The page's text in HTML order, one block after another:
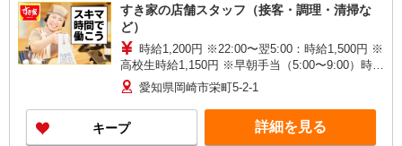
すき家の店舗スタッフ（接客・調理・清掃な
ど）
時給1,200円 ※22:00〜翌5:00：時給1,500円 ※
高校生時給1,150円 ※早朝手当（5:00〜9:00）時給
＋150円
愛知県岡崎市栄町5-2-1
キープ 詳細を見る